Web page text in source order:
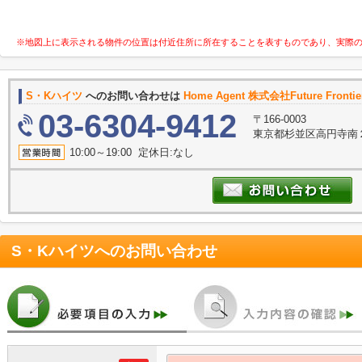
※地図上に表示される物件の位置は付近住所に所在することを表すものであり、実際
S・Kハイツ へのお問い合わせは Home Agent 株式会社Future
03-6304-9412
〒166-0003
東京都杉並区高円寺
10:00～19:00 定休日:なし
S・Kハイツへのお問い合わせ